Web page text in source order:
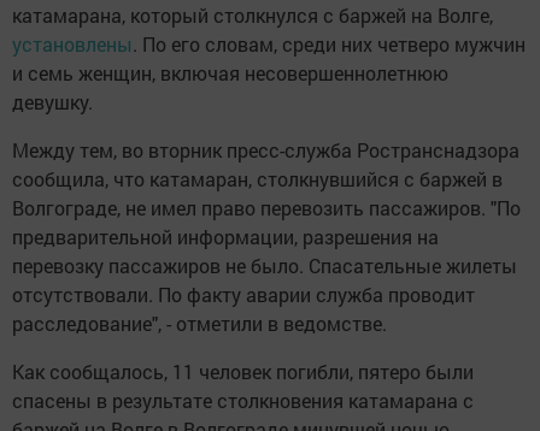
катамарана, который столкнулся с баржей на Волге,
установлены. По его словам, среди них четверо мужчин
и семь женщин, включая несовершеннолетнюю
девушку.
Между тем, во вторник пресс-служба Ространснадзора
сообщила, что катамаран, столкнувшийся с баржей в
Волгограде, не имел право перевозить пассажиров. "По
предварительной информации, разрешения на
перевозку пассажиров не было. Спасательные жилеты
отсутствовали. По факту аварии служба проводит
расследование", - отметили в ведомстве.
Как сообщалось, 11 человек погибли, пятеро были
спасены в результате столкновения катамарана с